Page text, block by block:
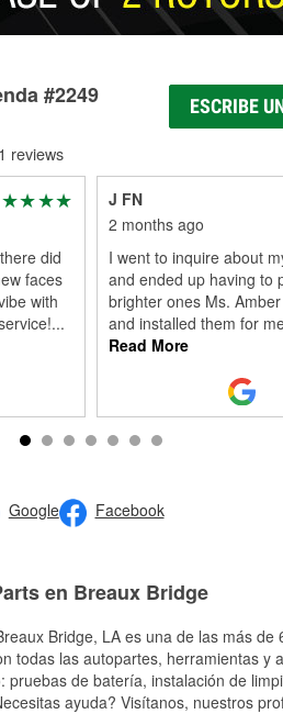
#2249
ESCRIBE
reviews
did
faces
with
...
J FN
2 months ago
I went to inquire about
and ended up having to
brighter ones Ms.
and installed them for
Read More
Google Facebook
en Breaux Bridge
Bridge, LA es una de las más de
todas las autopartes, herramientas y
pruebas de batería, instalación de
ayuda? Visítanos, nuestros